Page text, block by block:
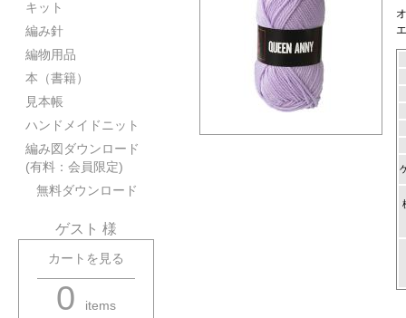
キット
編み針
編物用品
本（書籍）
見本帳
ハンドメイドニット
編み図ダウンロード
(有料：会員限定)
無料ダウンロード
ゲスト 様
カートを見る
0 items